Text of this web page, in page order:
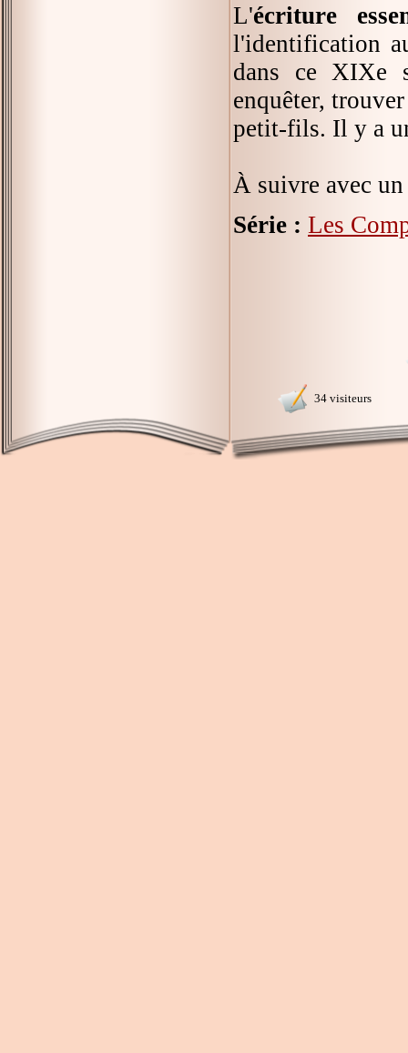
L'écriture
l'identification
dans ce XIXe
enquêter,
petit-fils. Il y a
À suivre avec
Série : Les
34 visiteurs